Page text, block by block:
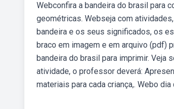
Webconfira a bandeira do brasil para
geométricas. Webseja com
bandeira e os seus significados, os
braco em imagem e em arquivo (pdf)
bandeira do brasil para imprimir. Veja
atividade, o professor deverá:
materiais para cada criança,. Webo